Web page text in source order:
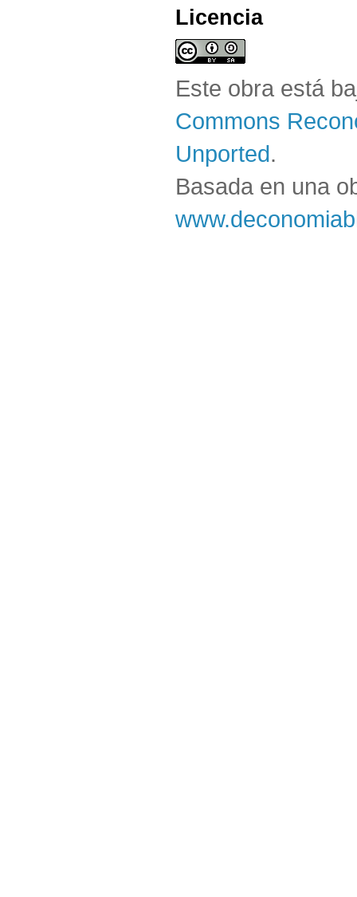
Licencia
Este obra está
Commons
Unported.
Basada en una